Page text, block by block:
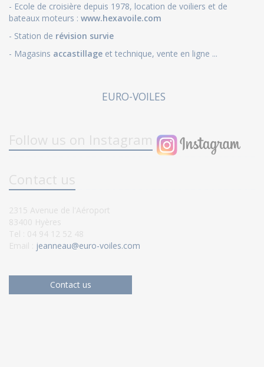
- Ecole de croisière depuis 1978, location de voiliers et de
bateaux moteurs : www.hexavoile.com
- Station de révision survie
- Magasins accastillage et technique, vente en ligne ...
EURO-VOILES
Follow us on Instagram
Contact us
2315 Avenue de l'Aéroport
83400 Hyères
Tel : 04 94 12 52 48
Email :
jeanneau@euro-voiles.com
Contact us